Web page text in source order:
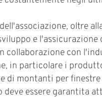
oltre
e l'assicurazione
collaborazione con
in particolare i
di montanti per
deve essere garantita